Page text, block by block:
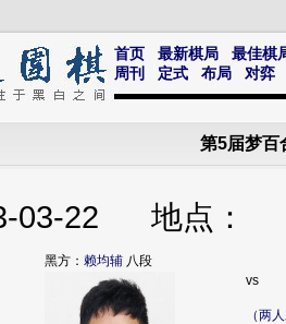
首页 最新棋局
最佳棋
周刊
定式 布局 对弈
第5届梦百
03-22 地点
黑方： 赖均辅 八段
vs
（两